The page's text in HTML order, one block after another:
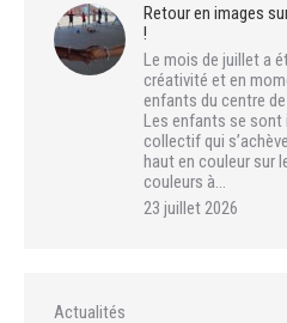
Retour en images
!
Le mois de juillet a
créativité et en
enfants du centre
Les enfants se sont
collectif qui
haut en couleur sur
couleurs à…
23 juillet 2026
Actualités